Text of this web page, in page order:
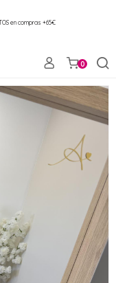
en compras +65€
0